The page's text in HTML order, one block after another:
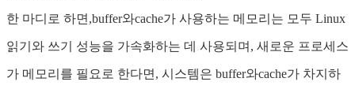
한 마디로 하면,buffer와cache가 사용하는 메모리는 모두 Linux
읽기와 쓰기 성능을 가속화하는 데 사용되며, 새로운 프로세스
가 메모리를 필요로 한다면, 시스템은 buffer와cache가 차지하